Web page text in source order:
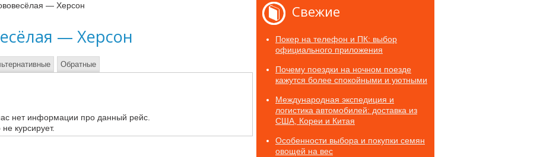
— Херсон
— Херсон
нет информации про данный рейс.
курсирует.
Обратные
Свежие
Покер на телефон и ПК: выбор
официального приложения
Почему поездки на ночном поезде
кажутся более спокойными и уютными
Международная экспедиция и
логистика автомобилей: доставка из
США, Кореи и Китая
Особенности выбора и покупки семян
овощей на вес